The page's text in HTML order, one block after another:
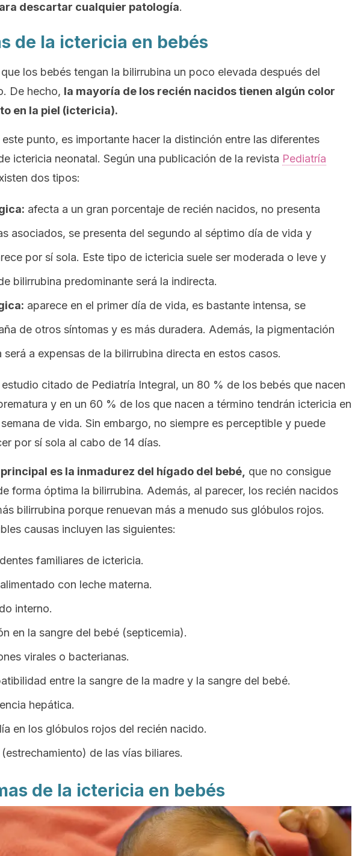
descartar cualquier patología.
de la ictericia en bebés
que los bebés tengan la bilirrubina un poco elevada después del
De hecho, la mayoría de los recién nacidos tienen algún color
en la piel (ictericia).
punto, es importante hacer la distinción entre las diferentes
ictericia neonatal. Según una publicación de la revista Pediatría
dos tipos:
afecta a un gran porcentaje de recién nacidos, no presenta
asociados, se presenta del segundo al séptimo día de vida y
por sí sola. Este tipo de ictericia suele ser moderada o leve y
bilirrubina predominante será la indirecta.
aparece en el primer día de vida, es bastante intensa, se
de otros síntomas y es más duradera. Además, la pigmentación
será a expensas de la bilirrubina directa en estos casos.
citado de Pediatría Integral, un 80 % de los bebés que nacen
y en un 60 % de los que nacen a término tendrán ictericia en
de vida. Sin embargo, no siempre es perceptible y puede
por sí sola al cabo de 14 días.
es la inmadurez del hígado del bebé, que no consigue
forma óptima la bilirrubina. Además, al parecer, los recién nacidos
bilirrubina porque renuevan más a menudo sus glóbulos rojos.
causas incluyen las siguientes:
familiares de ictericia.
con leche materna.
interno.
en la sangre del bebé (septicemia).
virales o bacterianas.
entre la sangre de la madre y la sangre del bebé.
hepática.
en los glóbulos rojos del recién nacido.
de las vías biliares.
de la ictericia en bebés